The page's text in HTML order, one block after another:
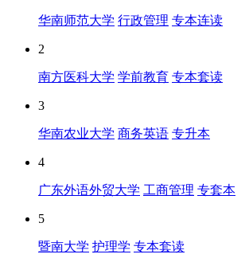
华南师范大学 行政管理 专本连读
2
南方医科大学 学前教育 专本套读
3
华南农业大学 商务英语 专升本
4
广东外语外贸大学 工商管理 专套本
5
暨南大学 护理学 专本套读